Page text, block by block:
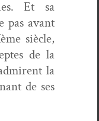
Et sa
pas avant
siè­cle,
de la
la
de ses